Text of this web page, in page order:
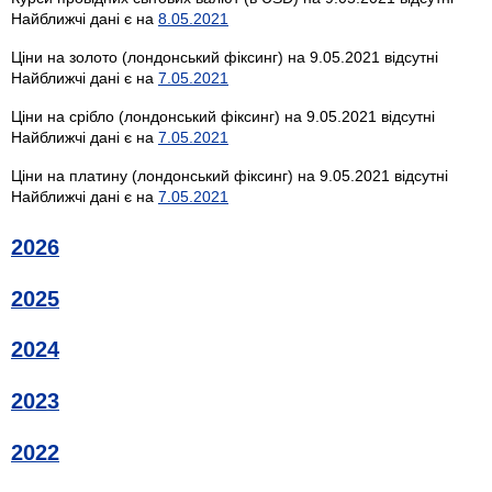
Найближчі дані є на 8.05.2021
Ціни на золото (лондонський фіксинг) на 9.05.2021 відсутні
Найближчі дані є на 7.05.2021
Ціни на срібло (лондонський фіксинг) на 9.05.2021 відсутні
Найближчі дані є на 7.05.2021
Ціни на платину (лондонський фіксинг) на 9.05.2021 відсутні
Найближчі дані є на 7.05.2021
2026
2025
2024
2023
2022